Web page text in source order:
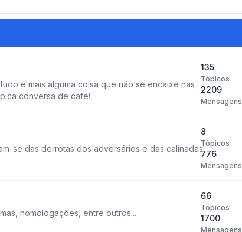
e mais alguma coisa que não se encaixe nas
conversa de café!
135
Tópicos
2209
Mensagens
se das derrotas dos adversários e das calinadas
8
Tópicos
776
Mensagens
homologações, entre outros...
66
Tópicos
1700
Mensagens